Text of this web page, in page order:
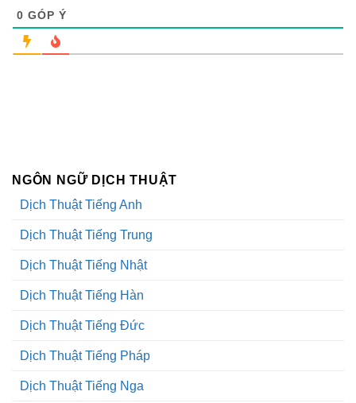
0 GÓP Ý
NGÔN NGỮ DỊCH THUẬT
Dịch Thuật Tiếng Anh
Dịch Thuật Tiếng Trung
Dịch Thuật Tiếng Nhật
Dịch Thuật Tiếng Hàn
Dịch Thuật Tiếng Đức
Dịch Thuật Tiếng Pháp
Dịch Thuật Tiếng Nga